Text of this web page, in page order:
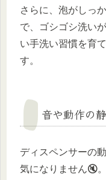
さらに、泡がしっ
で、ゴシゴシ洗い
い手洗い習慣を育
す。
音や動作の
ディスペンサーの
気になりません🔇